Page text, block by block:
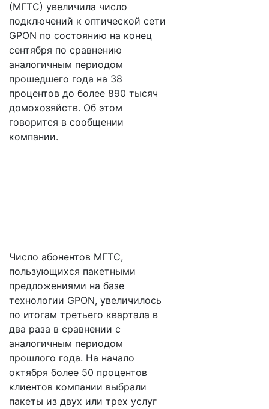
(МГТС) увеличила число
подключений к оптической сети
GPON по состоянию на конец
сентября по сравнению
аналогичным периодом
прошедшего года на 38
процентов до более 890 тысяч
домохозяйств. Об этом
говорится в сообщении
компании.
Число абонентов МГТС,
пользующихся пакетными
предложениями на базе
технологии GPON, увеличилось
по итогам третьего квартала в
два раза в сравнении с
аналогичным периодом
прошлого года. На начало
октября более 50 процентов
клиентов компании выбрали
пакеты из двух или трех услуг